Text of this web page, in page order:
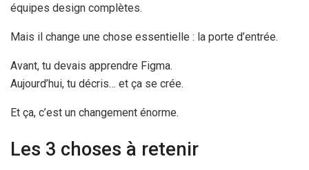
équipes design complètes.
Mais il change une chose essentielle : la porte d’entrée.
Avant, tu devais apprendre Figma.
Aujourd’hui, tu décris… et ça se crée.
Et ça, c’est un changement énorme.
Les 3 choses à retenir